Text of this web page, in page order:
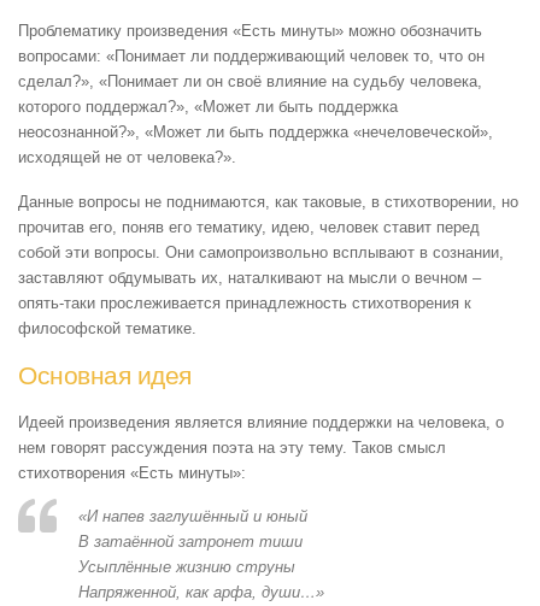
Проблематику произведения «Есть минуты» можно обозначить
вопросами: «Понимает ли поддерживающий человек то, что он
сделал?», «Понимает ли он своё влияние на судьбу человека,
которого поддержал?», «Может ли быть поддержка
неосознанной?», «Может ли быть поддержка «нечеловеческой»,
исходящей не от человека?».
Данные вопросы не поднимаются, как таковые, в стихотворении, но
прочитав его, поняв его тематику, идею, человек ставит перед
собой эти вопросы. Они самопроизвольно всплывают в сознании,
заставляют обдумывать их, наталкивают на мысли о вечном –
опять-таки прослеживается принадлежность стихотворения к
философской тематике.
Основная идея
Идеей произведения является влияние поддержки на человека, о
нем говорят рассуждения поэта на эту тему. Таков смысл
стихотворения «Есть минуты»:
«И напев заглушённый и юный
В затаённой затронет тиши
Усыплённые жизнию струны
Напряженной, как арфа, души…»